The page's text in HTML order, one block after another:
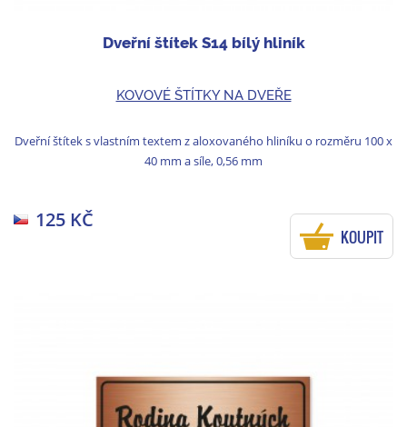
Dveřní štítek S14 bílý hliník
KOVOVÉ ŠTÍTKY NA DVEŘE
Dveřní štítek s vlastním textem z aloxovaného hliníku o rozměru 100 x
40 mm a síle, 0,56 mm
125 KČ
KOUPIT